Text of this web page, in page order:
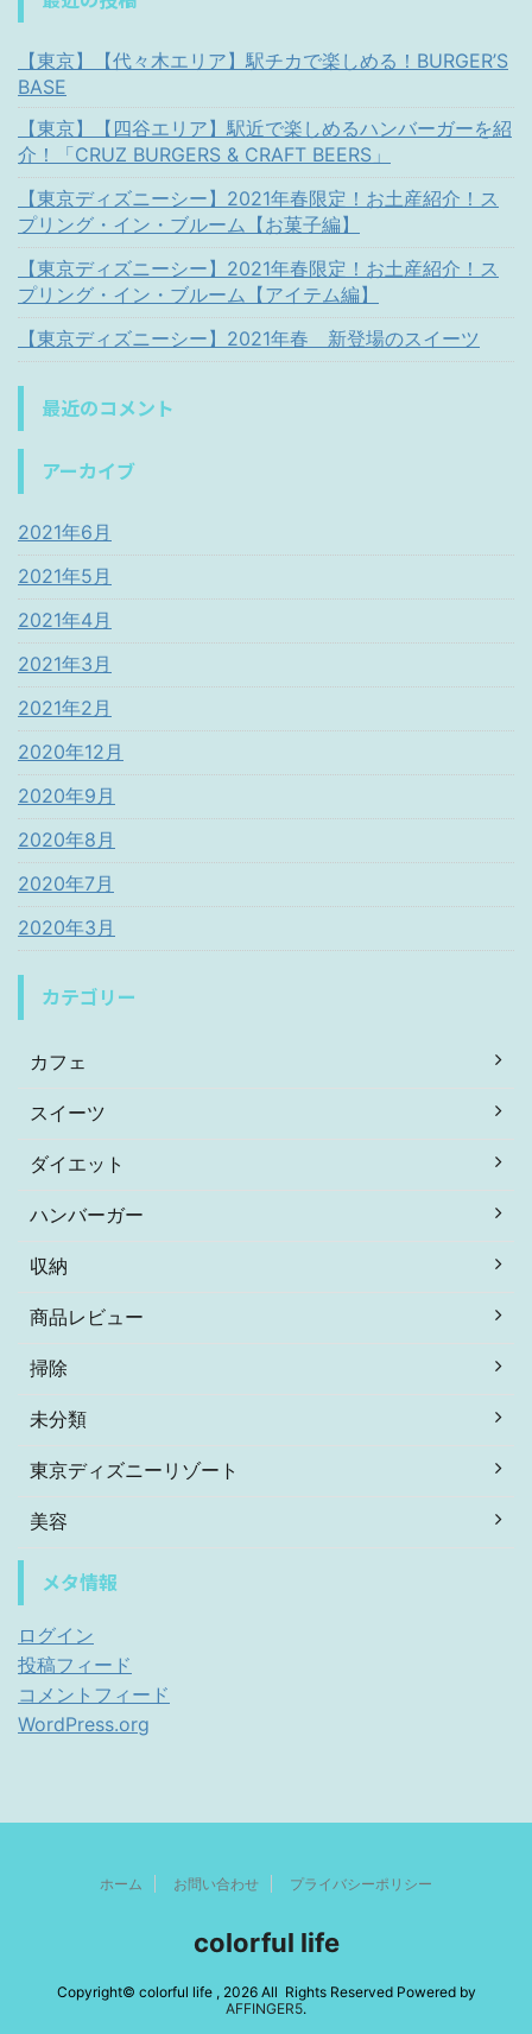
【東京】【代々木エリア】駅チカで楽しめる！BURGER’S
BASE
【東京】【四谷エリア】駅近で楽しめるハンバーガーを紹
介！「CRUZ BURGERS & CRAFT BEERS」
【東京ディズニーシー】2021年春限定！お土産紹介！ス
プリング・イン・ブルーム【お菓子編】
【東京ディズニーシー】2021年春限定！お土産紹介！ス
プリング・イン・ブルーム【アイテム編】
【東京ディズニーシー】2021年春 新登場のスイーツ
最近のコメント
アーカイブ
2021年6月
2021年5月
2021年4月
2021年3月
2021年2月
2020年12月
2020年9月
2020年8月
2020年7月
2020年3月
カテゴリー
カフェ
スイーツ
ダイエット
ハンバーガー
収納
商品レビュー
掃除
未分類
東京ディズニーリゾート
美容
メタ情報
ログイン
投稿フィード
コメントフィード
WordPress.org
ホーム お問い合わせ プライバシーポリシー
colorful life
Copyright© colorful life , 2026 All Rights Reserved Powered by
AFFINGER5.